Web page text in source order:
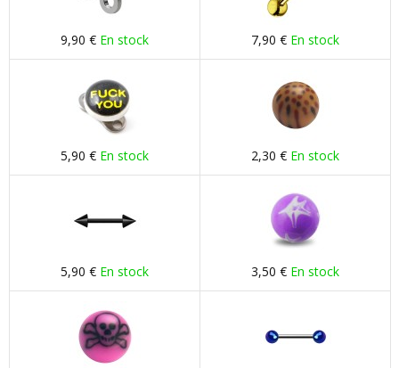
9,90 € En stock 7,90 € En stock
5,90 € En stock 2,30 € En stock
5,90 € En stock 3,50 € En stock